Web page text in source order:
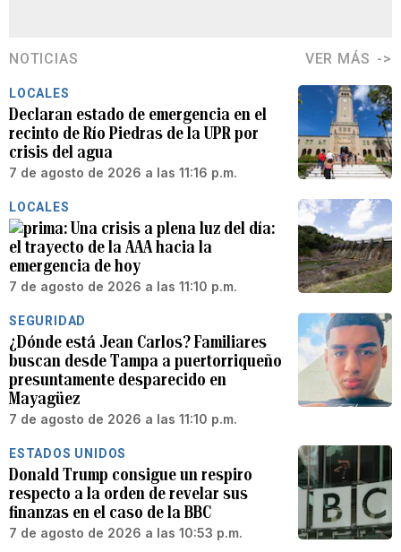
NOTICIAS VER MÁS
LOCALES
Declaran estado de emergencia en el
recinto de Río Piedras de la UPR por
crisis del agua
7 de agosto de 2026 a las 11:16 p.m.
LOCALES
Una crisis a plena luz del día:
el trayecto de la AAA hacia la
emergencia de hoy
7 de agosto de 2026 a las 11:10 p.m.
SEGURIDAD
¿Dónde está Jean Carlos? Familiares
buscan desde Tampa a puertorriqueño
presuntamente desparecido en
Mayagüez
7 de agosto de 2026 a las 11:10 p.m.
ESTADOS UNIDOS
Donald Trump consigue un respiro
respecto a la orden de revelar sus
finanzas en el caso de la BBC
7 de agosto de 2026 a las 10:53 p.m.